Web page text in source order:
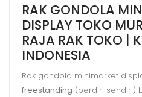
RAK GONDOLA
DISPLAY TOKO
RAJA RAK TOKO |
INDONESIA
Rak gondola minimarket
freestanding (berdiri sendiri)